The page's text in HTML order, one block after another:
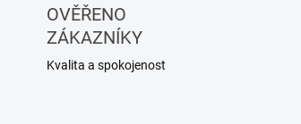
OVĚŘENO
ZÁKAZNÍKY
Kvalita a spokojenost